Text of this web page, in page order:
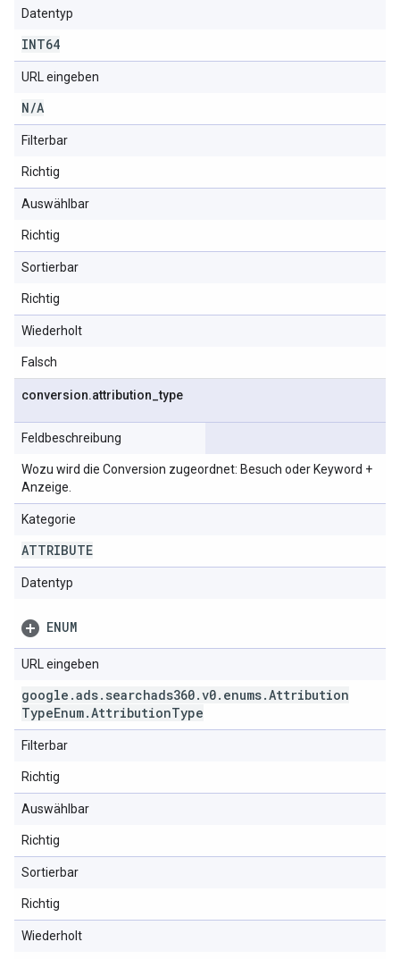
Datentyp
INT64
URL eingeben
N/A
Filterbar
Richtig
Auswählbar
Richtig
Sortierbar
Richtig
Wiederholt
Falsch
conversion.attribution _type
Feldbeschreibung
Wozu wird die Conversion zugeordnet: Besuch oder Keyword +
Anzeige.
Kategorie
ATTRIBUTE
Datentyp
ENUM
URL eingeben
google .ads. searchads360.v0. enums.Attribution
TypeEnum.AttributionType
Filterbar
Richtig
Auswählbar
Richtig
Sortierbar
Richtig
Wiederholt